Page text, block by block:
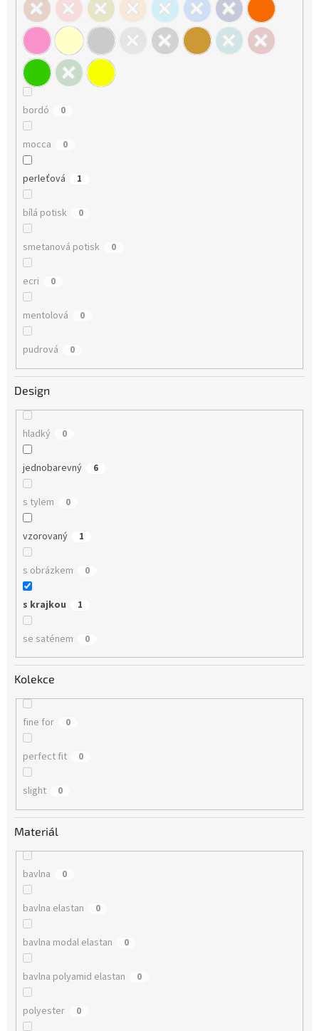
bordó 0
mocca 0
perleťová 1
bílá potisk 0
smetanová potisk 0
ecri 0
mentolová 0
pudrová 0
Design
hladký 0
jednobarevný 6
s tylem 0
vzorovaný 1
s obrázkem 0
s krajkou 1
se saténem 0
Kolekce
fine for 0
perfect fit 0
slight 0
Materiál
bavlna 0
bavlna elastan 0
bavlna modal elastan 0
bavlna polyamid elastan 0
polyester 0